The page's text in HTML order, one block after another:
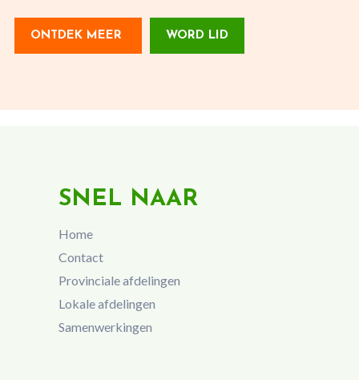
ONTDEK MEER WORD LID
SNEL NAAR
Home
Contact
Provinciale afdelingen
Lokale afdelingen
Samenwerkingen